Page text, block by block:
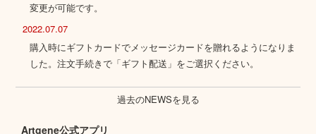
変更が可能です。
2022.07.07
購入時にギフトカードでメッセージカードを贈れるようになりま
した。注文手続きで「ギフト配送」をご選択ください。
過去のNEWSを見る
Artgene公式アプリ